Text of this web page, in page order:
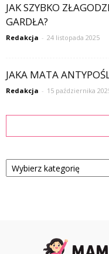
JAK SZYBKO
GARDŁA?
Redakcja - 24 listopada 2025
JAKA MATA
Redakcja - 15 października
Kategorie